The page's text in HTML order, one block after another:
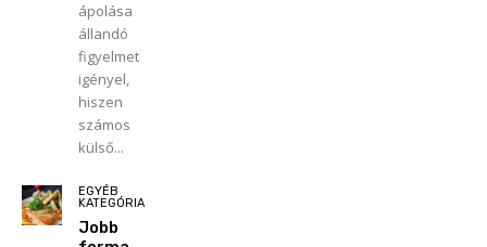
ápolása
állandó
figyelmet
igényel,
hiszen
számos
külső...
EGYÉB
KATEGÓRIA
Jobb